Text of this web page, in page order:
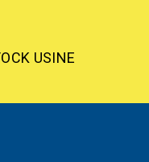
USINE